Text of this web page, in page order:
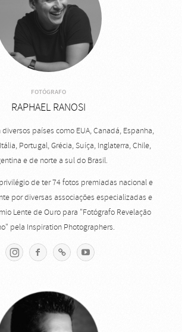
FOTÓGRAFO
RAPHAEL RANOSI
países como EUA, Canadá, Espanha,
Portugal, Grécia, Suíça, Inglaterra, Chile,
e de norte a sul do Brasil.
de ter 74 fotos premiadas nacional e
por diversas associações especializadas e
Lente de Ouro para "Fotógrafo Revelação
pela Inspiration Photographers.